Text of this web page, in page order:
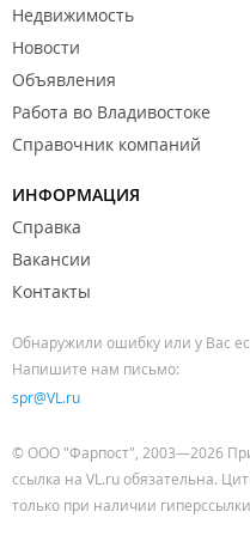
Недвижимость
Новости
Объявления
Работа во Владивостоке
Справочник компаний
ИНФОРМАЦИЯ
Справка
Вакансии
Контакты
Обнаружили ошибку или у Вас
Напишите нам письмо:
spr@VL.ru
© ООО "Фарпост", 2003—2026
ссылка на VL.ru обязательна.
только при наличии